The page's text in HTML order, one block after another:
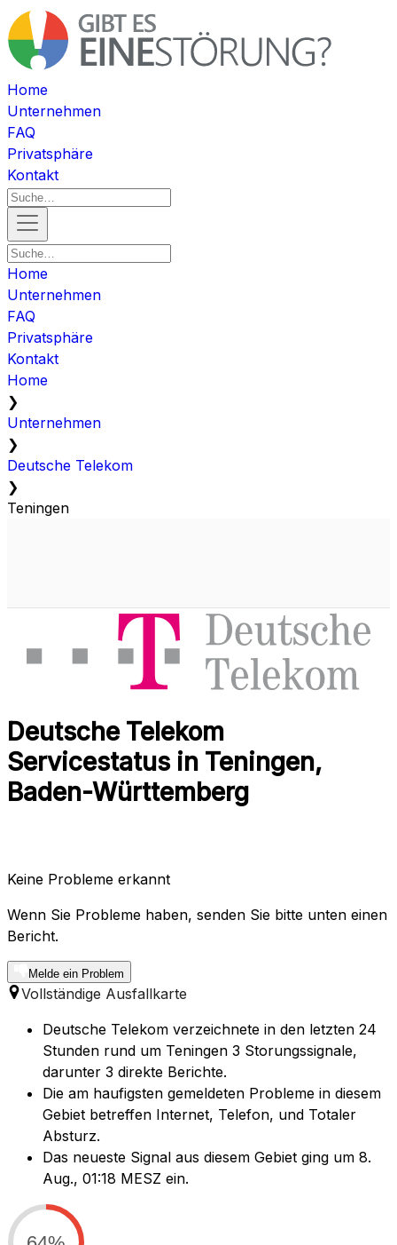
Home
Unternehmen
FAQ
Privatsphäre
Kontakt
Home
Unternehmen
FAQ
Privatsphäre
Kontakt
Home
❯
Unternehmen
❯
Deutsche Telekom
❯
Teningen
Deutsche Telekom
Servicestatus in Teningen,
Baden-Württemberg
Keine Probleme erkannt
Wenn Sie Probleme haben, senden Sie bitte unten einen
Bericht.
Melde ein Problem
Vollständige Ausfallkarte
Deutsche Telekom verzeichnete in den letzten 24
Stunden rund um Teningen 3 Storungssignale,
darunter 3 direkte Berichte.
Die am haufigsten gemeldeten Probleme in diesem
Gebiet betreffen Internet, Telefon, und Totaler
Absturz.
Das neueste Signal aus diesem Gebiet ging um 8.
Aug., 01:18 MESZ ein.